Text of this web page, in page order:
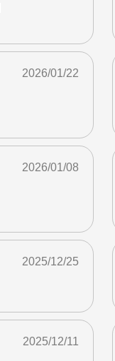
2026/01/22
2026/01/08
2025/12/25
2025/12/11